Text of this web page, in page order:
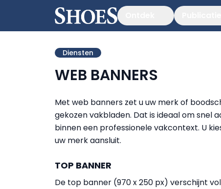
Diensten
WEB BANNERS
Met web banners zet u uw merk of
gekozen vakbladen. Dat is ideaal om
binnen een professionele vakcontext. U
uw merk aansluit.
TOP BANNER
De top banner (970 x 250 px) verschijnt